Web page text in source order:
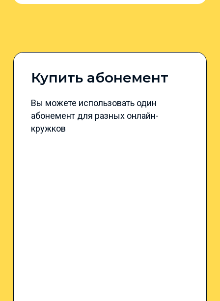
Купить абонемент
Вы можете использовать один
абонемент для разных онлайн-
кружков